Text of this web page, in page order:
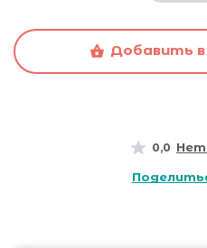
0,0
Добавить в